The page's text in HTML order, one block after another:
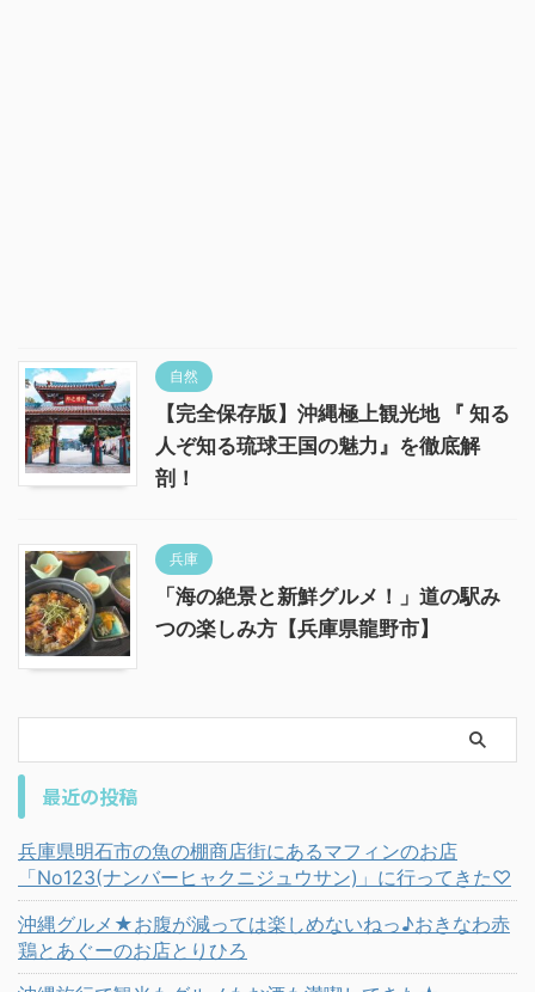
自然
【完全保存版】沖縄極上観光地 『 知る
人ぞ知る琉球王国の魅力』を徹底解
剖！
兵庫
「海の絶景と新鮮グルメ！」道の駅み
つの楽しみ方【兵庫県龍野市】
最近の投稿
兵庫県明石市の魚の棚商店街にあるマフィンのお店
「No123(ナンバーヒャクニジュウサン)」に行ってきた♡
沖縄グルメ★お腹が減っては楽しめないねっ♪おきなわ赤
鶏とあぐーのお店とりひろ